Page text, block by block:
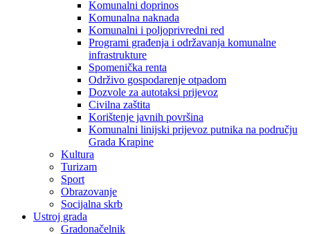
Komunalni doprinos
Komunalna naknada
Komunalni i poljoprivredni red
Programi građenja i održavanja komunalne
infrastrukture
Spomenička renta
Održivo gospodarenje otpadom
Dozvole za autotaksi prijevoz
Civilna zaštita
Korištenje javnih površina
Komunalni linijski prijevoz putnika na području
Grada Krapine
Kultura
Turizam
Sport
Obrazovanje
Socijalna skrb
Ustroj grada
Gradonačelnik